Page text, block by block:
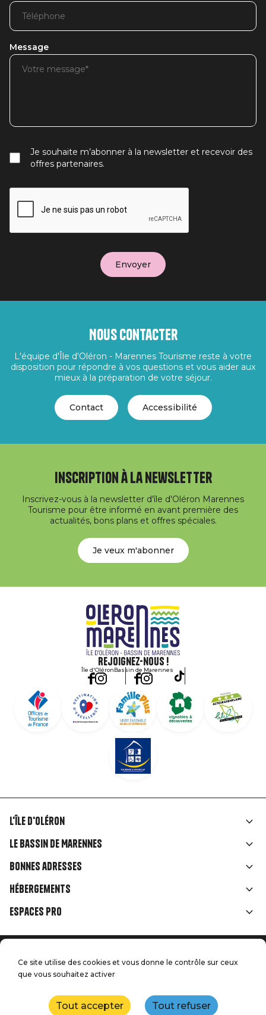
Message
Je souhaite m’abonner à la newsletter et recevoir des
offres partenaires.
Nous contacter
L'équipe d'Île d'Oléron - Marennes Tourisme reste à votre
disposition pour répondre à vos questions et vous aider aux
mieux à la préparation de votre séjour.
Contact Accessibilité
Inscription à la newsletter
Inscrivez-vous à la newsletter d'île d'Oléron Marennes
Tourisme pour être informé en avant première des
actualités, bons plans et offres spéciales.
Je veux m'abonner
Rejoignez-nous !
Île d'OléronBassin de Marennes
Liens
rubriques
L'île d'Oléron
Le Bassin de Marennes
Bonnes adresses
Hébergements
Espaces Pro
Menu
Accueil
Mentions légales
Presse
Nous contacter
Plan du site
Ce site utilise des cookies et vous donne le contrôle sur ceux
que vous souhaitez activer
Tout accepter Tout refuser